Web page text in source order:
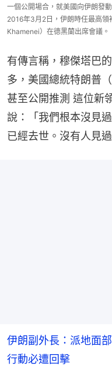
一個公開場合，就美國向伊朗發
2016年3月2日，伊朗時任最高
Khamenei）在德黑蘭出席會議。
有傳言稱，穆傑塔巴
多，美國總統特朗普
甚至公開推測 這位新
說：「我們根本沒見
已經去世。沒有人見
伊朗副外長：派地面
行動必遭回擊